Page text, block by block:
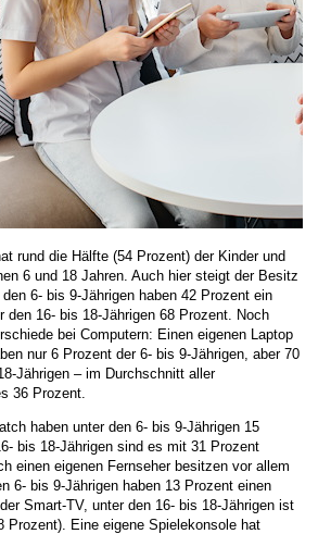
rund die Hälfte (54 Prozent) der Kinder und
6 und 18 Jahren. Auch hier steigt der Besitz
6- bis 9-Jährigen haben 42 Prozent ein
den 16- bis 18-Jährigen 68 Prozent. Noch
bei Computern: Einen eigenen Laptop
nur 6 Prozent der 6- bis 9-Jährigen, aber 70
Jährigen – im Durchschnitt aller
36 Prozent.
haben unter den 6- bis 9-Jährigen 15
bis 18-Jährigen sind es mit 31 Prozent
einen eigenen Fernseher besitzen vor allem
6- bis 9-Jährigen haben 13 Prozent einen
Smart-TV, unter den 16- bis 18-Jährigen ist
Prozent). Eine eigene Spielekonsole hat